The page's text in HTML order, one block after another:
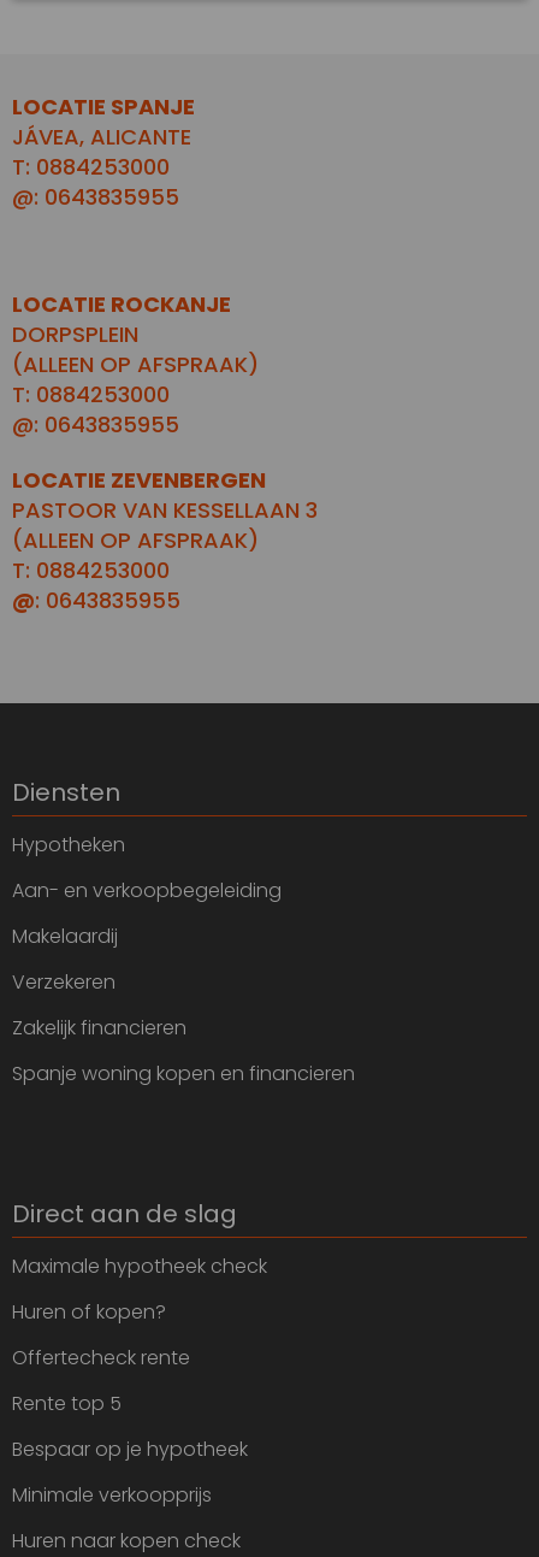
LOCATIE SPANJE
JÁVEA, ALICANTE
T: 0884253000
@: 0643835955
LOCATIE ROCKANJE
DORPSPLEIN
(ALLEEN OP AFSPRAAK)
T: 0884253000
@: 0643835955
LOCATIE ZEVENBERGEN
PASTOOR VAN KESSELLAAN 3
(ALLEEN OP AFSPRAAK)
T: 0884253000
@: 0643835955
Diensten
Hypotheken
Aan- en verkoopbegeleiding
Makelaardij
Verzekeren
Zakelijk financieren
Spanje woning kopen en financieren
Direct aan de slag
Maximale hypotheek check
Huren of kopen?
Offertecheck rente
Rente top 5
Bespaar op je hypotheek
Minimale verkoopprijs
Huren naar kopen check